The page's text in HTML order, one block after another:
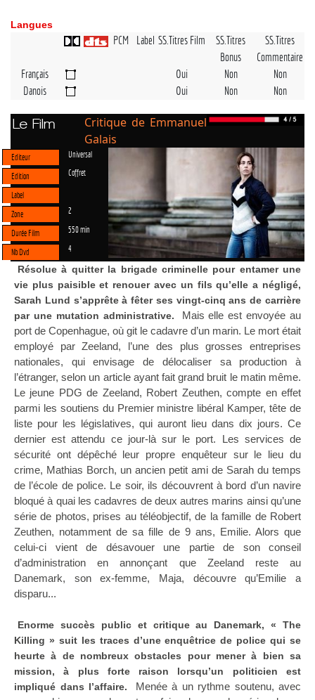
Langues
PCM Label SS.Titres Film
SS.Titres
Bonus
SS.Titres
Commentaire
Français
Oui Non
Non
Danois
Oui Non Non
Le Film
Critique de Emmanuel
Galais
Editeur Universal
Edition Coffret
Label
Zone
2
Durée Film 550 min
Nb Dvd 4
Résolue à quitter la brigade criminelle pour entamer une
vie plus paisible et renouer avec un fils qu’elle a négligé,
Sarah Lund s’apprête à fêter ses vingt-cinq ans de carrière
par une mutation administrative.
Mais elle est envoyée au
port de Copenhague, où git le cadavre d’un marin. Le mort était
employé par Zeeland, l’une des plus grosses entreprises
nationales, qui envisage de délocaliser sa production à
l’étranger, selon un article ayant fait grand bruit le matin même.
Le jeune PDG de Zeeland, Robert Zeuthen, compte en effet
parmi les soutiens du Premier ministre libéral Kamper, tête de
liste pour les législatives, qui auront lieu dans dix jours. Ce
dernier est attendu ce jour-là sur le port. Les services de
sécurité ont dépêché leur propre enquêteur sur le lieu du
crime, Mathias Borch, un ancien petit ami de Sarah du temps
de l’école de police. Le soir, ils découvrent à bord d’un navire
bloqué à quai les cadavres de deux autres marins ainsi qu’une
série de photos, prises au téléobjectif, de la famille de Robert
Zeuthen, notamment de sa fille de 9 ans, Emilie. Alors que
celui-ci vient de désavouer une partie de son conseil
d’administration en annonçant que Zeeland reste au
Danemark, son ex-femme, Maja, découvre qu’Emilie a
disparu...
Enorme succès public et critique au Danemark, « The
Killing » suit les traces d’une enquêtrice de police qui se
heurte à de nombreux obstacles pour mener à bien sa
mission, à plus forte raison lorsqu’un politicien est
impliqué dans l’affaire.
Menée à un rythme soutenu, avec